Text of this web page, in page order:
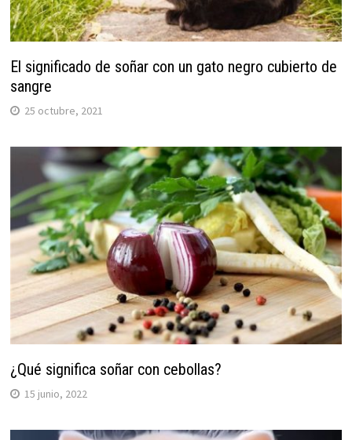
El significado de soñar con un gato negro cubierto de
sangre
25 octubre, 2021
¿Qué significa soñar con cebollas?
15 junio, 2022